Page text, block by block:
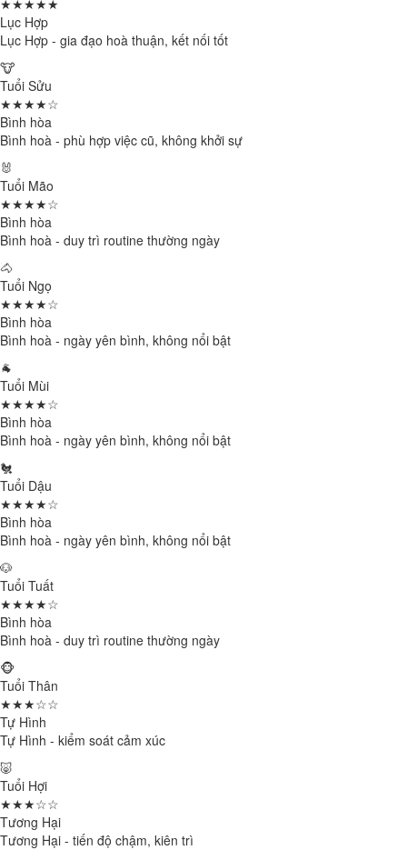
★★★★★
Lục Hợp
Lục Hợp - gia đạo hoà thuận, kết nối tốt
🐮
Tuổi Sửu
★★★★☆
Bình hòa
Bình hoà - phù hợp việc cũ, không khởi sự
🐰
Tuổi Mão
★★★★☆
Bình hòa
Bình hoà - duy trì routine thường ngày
🐴
Tuổi Ngọ
★★★★☆
Bình hòa
Bình hoà - ngày yên bình, không nổi bật
🐐
Tuổi Mùi
★★★★☆
Bình hòa
Bình hoà - ngày yên bình, không nổi bật
🐔
Tuổi Dậu
★★★★☆
Bình hòa
Bình hoà - ngày yên bình, không nổi bật
🐶
Tuổi Tuất
★★★★☆
Bình hòa
Bình hoà - duy trì routine thường ngày
🐵
Tuổi Thân
★★★☆☆
Tự Hình
Tự Hình - kiểm soát cảm xúc
🐷
Tuổi Hợi
★★★☆☆
Tương Hại
Tương Hại - tiến độ chậm, kiên trì